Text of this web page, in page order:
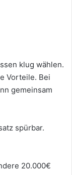
klug wählen.
Vorteile. Bei
gemeinsam
spürbar.
20.000€